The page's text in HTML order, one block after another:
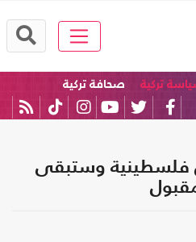
تركية
صحافة تركية
فلسطينية وستبقى